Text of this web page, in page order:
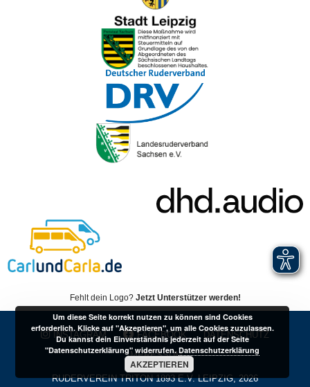
Fehlt dein Logo? Jetzt Unterstützer werden!
INSTAGRAM FACEBOOK
DATENSCHUTZ
IMPRESSUM
RUDERVEREIN TRITON 1893 E.V. LEIPZIG, 2026
Um diese Seite korrekt nutzen zu können sind Cookies
erforderlich. Klicke auf "Akzeptieren", um alle Cookies zuzulassen.
Du kannst dein Einverständnis jederzeit auf der Seite
"Datenschutzerklärung" widerrufen.Datenschutzerklärung
AKZEPTIEREN